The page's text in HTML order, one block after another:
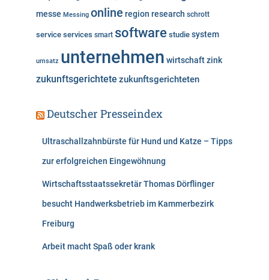
messe Messing online region research schrott
service services smart software studie system
umsatz unternehmen wirtschaftzink
zukunftsgerichtete zukunftsgerichteten
Deutscher Presseindex
Ultraschallzahnbürste für Hund und Katze – Tipps
zur erfolgreichen Eingewöhnung
Wirtschaftsstaatssekretär Thomas Dörflinger
besucht Handwerksbetrieb im Kammerbezirk
Freiburg
Arbeit macht Spaß oder krank